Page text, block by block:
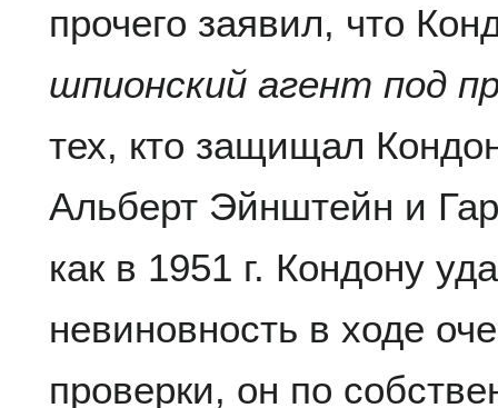
прочего заявил, что
шпионский агент под
тех, кто защищал
Альберт Эйнштейн и
как в 1951 г. Кондону
невиновность в ходе
проверки, он по